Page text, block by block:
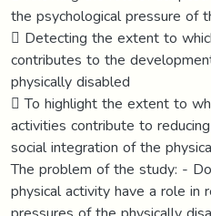
the psychological pressure of
 Detecting the extent to
contributes to the
physically disabled
 To highlight the extent to
activities contribute to
social integration of the
The problem of the study: -
physical activity have a role in